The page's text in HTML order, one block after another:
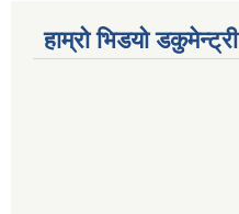
हाम्रो भिडयो डकुमेन्ट्री